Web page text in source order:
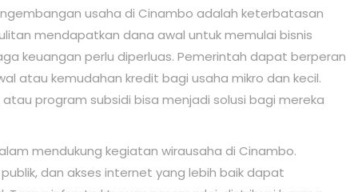
usaha di Cinambo adalah keterbatasan
mendapatkan dana awal untuk memulai bisnis
keuangan perlu diperluas. Pemerintah dapat berperan
atau kemudahan kredit bagi usaha mikro dan kecil.
program subsidi bisa menjadi solusi bagi mereka
mendukung kegiatan wirausaha di Cinambo.
dan akses internet yang lebih baik dapat